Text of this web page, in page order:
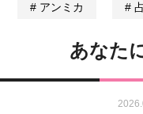
アンミカ
あなた